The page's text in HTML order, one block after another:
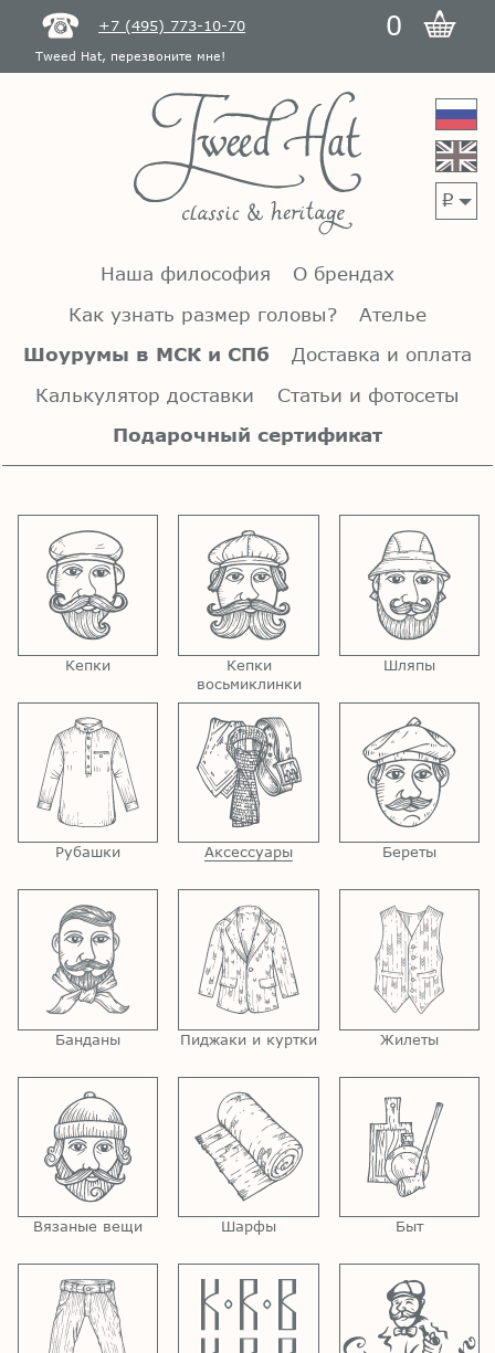
+7 (495) 773-10-70 0
Tweed Hat, перезвоните мне!
p
Наша философия
О брендах
Как узнать размер головы?
Ателье
Шоурумы в МСК и СПб
Доставка и оплата
Калькулятор доставки
Статьи и фотосеты
Подарочный сертификат
Кепки
Кепки
восьмиклинки
Шляпы
Рубашки Аксессуары Береты
Банданы Пиджаки и куртки Жилеты
Вязаные вещи Шарфы Быт